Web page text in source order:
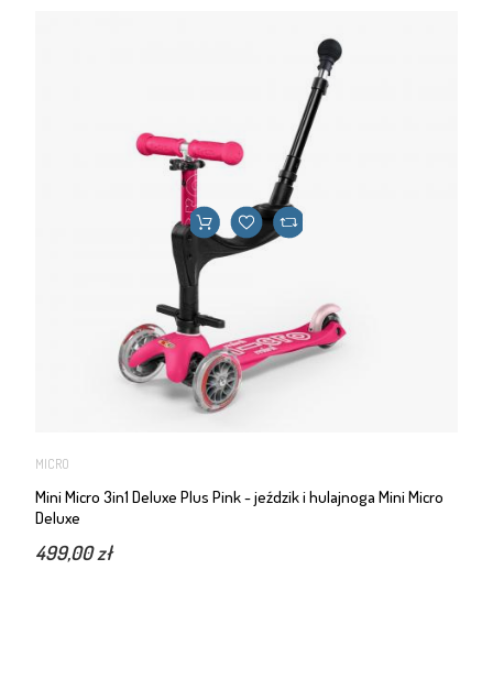
MICRO
Mini Micro 3in1 Deluxe Plus Pink - jeździk i hulajnoga Mini Micro
Deluxe
499,00 zł